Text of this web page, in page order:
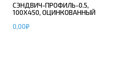
СЭНДВИЧ-ПРОФИЛЬ-0.5,
100Х450, ОЦИНКОВАННЫЙ
0,00₽